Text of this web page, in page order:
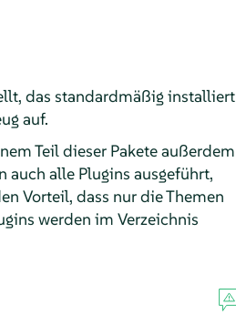
das standardmäßig installiert
auf.
Teil dieser Pakete außerdem
alle Plugins ausgeführt,
Vorteil, dass nur die Themen
werden im Verzeichnis